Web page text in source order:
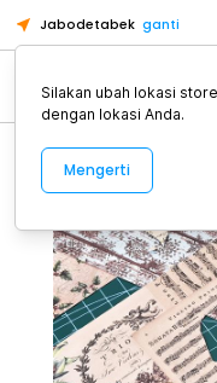
Jabodetabek ganti
Alat Kopi
Silakan ubah lokasi
dengan lokasi Anda.
Mengerti